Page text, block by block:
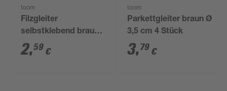
toom
Filzgleiter
selbstklebend braun
44 x 16 mm 8 Stück
2,59 €
toom
Parkettgleiter braun Ø
3,5 cm 4 Stück
3,79 €